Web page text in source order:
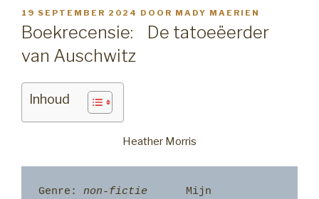
GEPLAATST
OP
19 SEPTEMBER 2024 DOOR MADY MAERIEN
Boekrecensie: De tatoeëerder
van Auschwitz
Inhoud
Heather Morris
Genre: non-fictie
      Mijn